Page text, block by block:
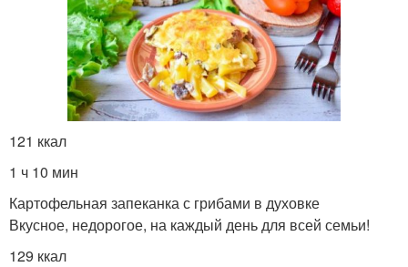
121 ккал
1 ч 10 мин
Картофельная запеканка с грибами в духовке
Вкусное, недорогое, на каждый день для всей семьи!
129 ккал